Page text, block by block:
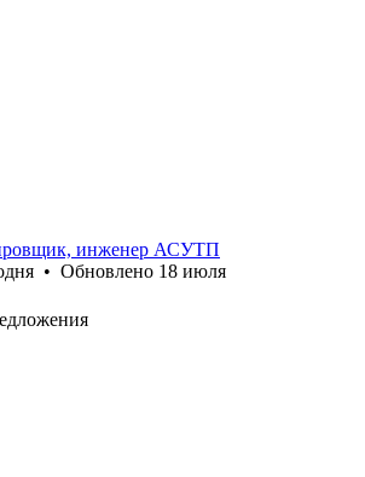
инженер АСУТП
• Обновлено 18 июля